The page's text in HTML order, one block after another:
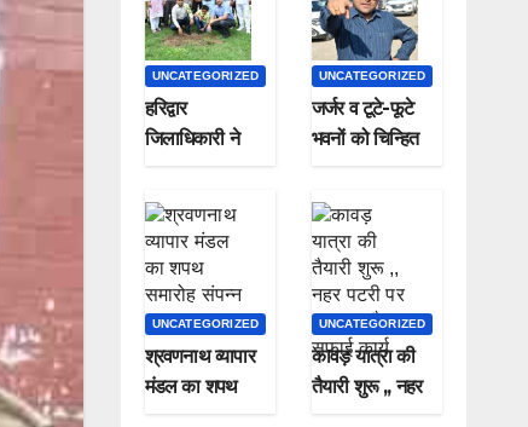
UNCATEGORIZED
हरिद्वार
जिलाधिकारी ने
मनाया हरेला पर्व
UNCATEGORIZED
जर्जर व टूटे-फूटे
भवनों को चिन्हित
जिलाधिकारी ने दिए
निर्देश*
UNCATEGORIZED
श्रवणनाथ व्यापार
मंडल का शपथ
UNCATEGORIZED
कावड़ यात्रा की
तैयारी शुरू ,, नहर